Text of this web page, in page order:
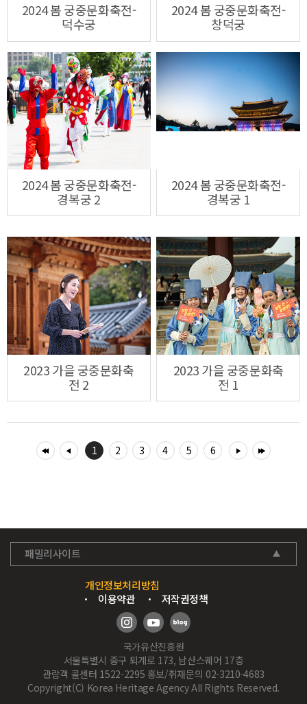
2024 봄 궁중문화축전-
덕수궁
2024 봄 궁중문화축전-
창덕궁
2024 봄 궁중문화축전-
경복궁 2
2024 봄 궁중문화축전-
경복궁 1
2023 가을 궁중문화축
전 2
2023 가을 궁중문화축
전 1
1 2 3 4 5 6
패밀리사이트
개인정보처리방침
이용약관
저작권정책
국가유산진흥원
서울특별시 중구 퇴계로 173, 남산스퀘어 17층
관람객 콜센터 1522-2295 홍보/취재문의 02-3210-4683
Copyright(C) Korea Heritage Agency All Rights Reserved.